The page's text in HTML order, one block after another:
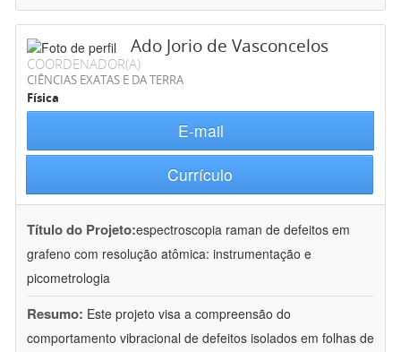
Ado Jorio de Vasconcelos
COORDENADOR(A)
CIÊNCIAS EXATAS E DA TERRA
Física
E-mail
Currículo
Título do Projeto:espectroscopia raman de defeitos em
grafeno com resolução atômica: instrumentação e
picometrologia
Resumo: Este projeto visa a compreensão do
comportamento vibracional de defeitos isolados em folhas de